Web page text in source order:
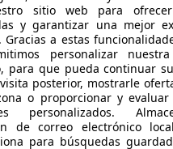
65.912 km Gasolina 61
VALENCIA AIRPORT
Citroen C3
sitio web para
y garantizar una mejor
Gracias a estas
personalizar
para que pueda continuar
posterior, mostrarle
o proporcionar y
personalizados.
de correo electrónico
para búsquedas